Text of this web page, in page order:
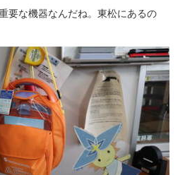
要な機器なんだね。東松にあるの